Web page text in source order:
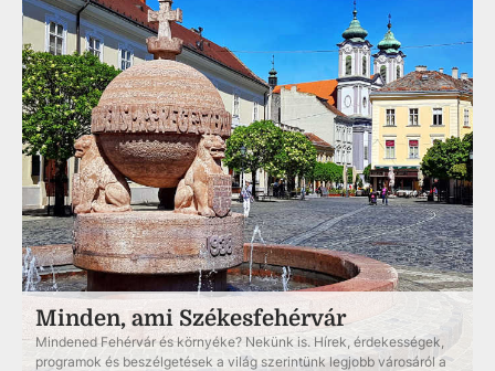
Minden, ami Székesfehérvár
Mindened Fehérvár és környéke? Nekünk is. Hírek, érdekességek,
programok és beszélgetések a világ szerintünk legjobb városáról a